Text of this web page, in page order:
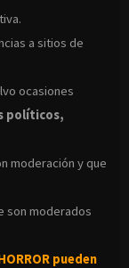
a sitios de
ocasiones
políticos,
moderación y que
son moderados
pueden